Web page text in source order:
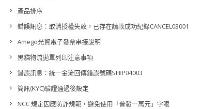
產品排序
錯誤訊息：取消授權失敗，已存在請款成功紀錄CANCEL03001
Amego光貿電子發票串接說明
黑貓物流拋單列印注意事項
錯誤訊息：統一金流回傳錯誤號碼SHIP04003
簡訊(KYC)驗證通過後設定
NCC 規定因應防詐規範，避免使用「普發一萬元」字眼